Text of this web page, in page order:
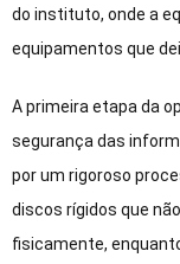
do instituto, onde a
equipamentos que
A primeira etapa da
segurança das
por um rigoroso
discos rígidos que
fisicamente,